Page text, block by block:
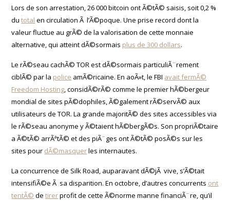
Lors de son arrestation, 26 000 bitcoin ont Ã©tÃ© saisis, soit 0,2 %
dutotal en circulation Ã l’Ã©poque. Une prise record dont la
valeur fluctue au grÃ© de la valorisation de cette monnaie
alternative, qui atteint dÃ©sormais plus de 300 dollars.
Le rÃ©seau cachÃ© TOR est dÃ©sormais particuliÃ¨rement
ciblÃ© par la police amÃ©ricaine. En aoÃ»t, le FBI avait fermÃ©
Freedom Hosting, considÃ©rÃ© comme le premier hÃ©bergeur
mondial de sites pÃ©dophiles, Ã©galement rÃ©servÃ© aux
utilisateurs de TOR. La grande majoritÃ© des sites accessibles via
le rÃ©seau anonyme y Ã©taient hÃ©bergÃ©s. Son propriÃ©taire
a Ã©tÃ© arrÃªtÃ© et des piÃ¨ges ont Ã©tÃ© posÃ©s sur les
sites pour dÃ©masquerles internautes.
La concurrence de Silk Road, auparavant dÃ©jÃ vive, s’Ã©tait
intensifiÃ©e Ã sa disparition. En octobre, d’autres concurrents ont
tentÃ© detirerprofit de cette Ã©norme manne financiÃ¨re, qu’il